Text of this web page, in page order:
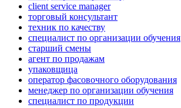
client service manager
торговый консультант
техник по качеству
специалист по организации обучения
старший смены
агент по продажам
упаковщица
оператор фасовочного оборудования
менеджер по организации обучения
специалист по продукции